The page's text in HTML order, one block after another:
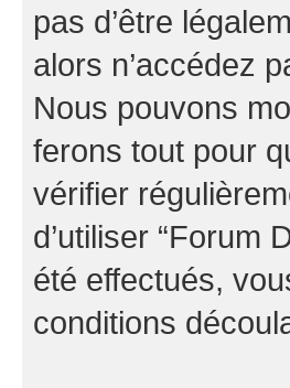
pas d’être
alors n’accédez
Nous pouvons
ferons tout pour
vérifier
d’utiliser “Forum
été effectués,
conditions